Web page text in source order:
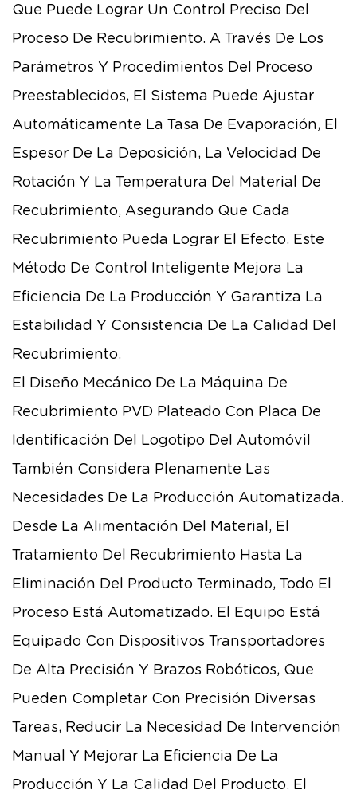
Que Puede Lograr Un Control Preciso Del
Proceso De Recubrimiento. A Través De Los
Parámetros Y Procedimientos Del Proceso
Preestablecidos, El Sistema Puede Ajustar
Automáticamente La Tasa De Evaporación, El
Espesor De La Deposición, La Velocidad De
Rotación Y La Temperatura Del Material De
Recubrimiento, Asegurando Que Cada
Recubrimiento Pueda Lograr El Efecto. Este
Método De Control Inteligente Mejora La
Eficiencia De La Producción Y Garantiza La
Estabilidad Y Consistencia De La Calidad Del
Recubrimiento.
El Diseño Mecánico De La Máquina De
Recubrimiento PVD Plateado Con Placa De
Identificación Del Logotipo Del Automóvil
También Considera Plenamente Las
Necesidades De La Producción Automatizada.
Desde La Alimentación Del Material, El
Tratamiento Del Recubrimiento Hasta La
Eliminación Del Producto Terminado, Todo El
Proceso Está Automatizado. El Equipo Está
Equipado Con Dispositivos Transportadores
De Alta Precisión Y Brazos Robóticos, Que
Pueden Completar Con Precisión Diversas
Tareas, Reducir La Necesidad De Intervención
Manual Y Mejorar La Eficiencia De La
Producción Y La Calidad Del Producto. El